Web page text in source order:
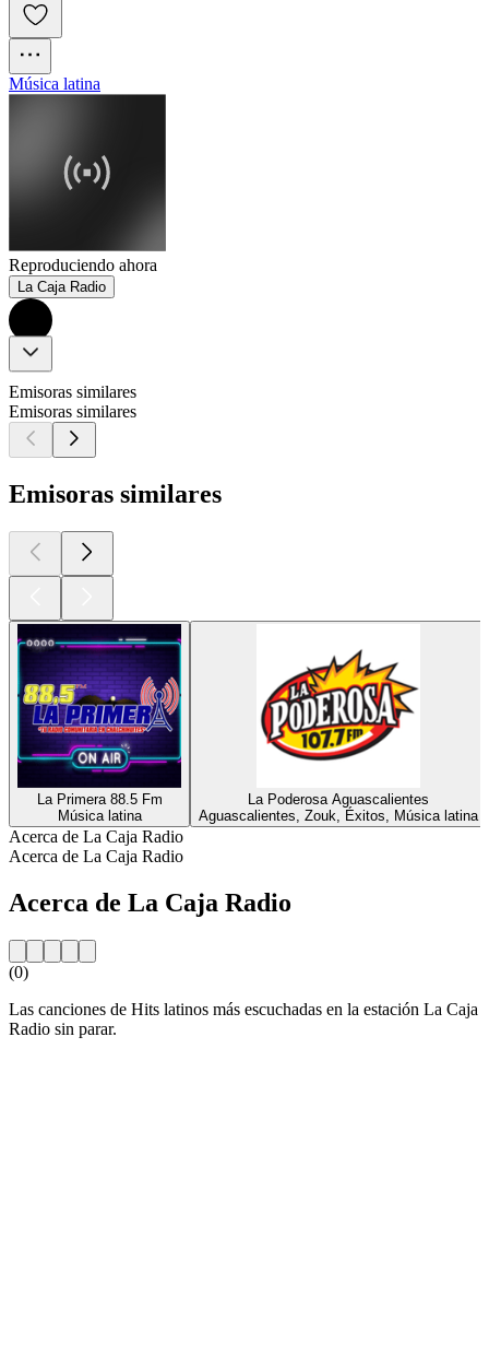
Música latina
Reproduciendo ahora
La Caja Radio
Emisoras similares
Emisoras similares
Emisoras similares
La Primera 88.5 Fm
Música latina
La Poderosa Aguascalientes
Aguascalientes, Zouk, Éxitos, Música latina
Acerca de La Caja Radio
Acerca de La Caja Radio
Acerca de La Caja Radio
(0)
Las canciones de Hits latinos más escuchadas en la estación La Caja
Radio sin parar.